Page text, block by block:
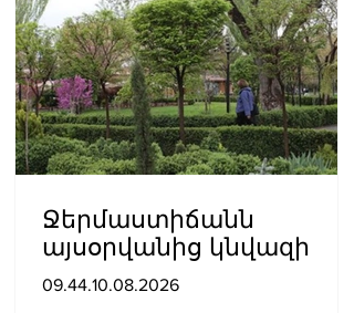
Ջերմաստիճանն
այսօրվանից կնվազի
09.44.10.08.2026